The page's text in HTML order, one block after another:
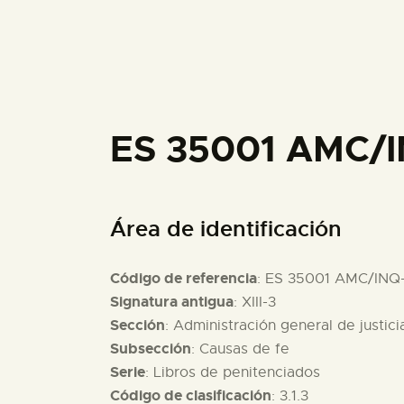
ES 35001 AMC/
Área de identificación
Código de referencia: ES 35001 AMC/
Signatura antigua: XIII-3
Sección: Administración general de
Subsección: Causas de fe
Serie: Libros de penitenciados
Código de clasificación: 3.1.3